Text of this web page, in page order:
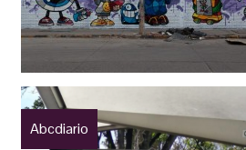
Abcdiario